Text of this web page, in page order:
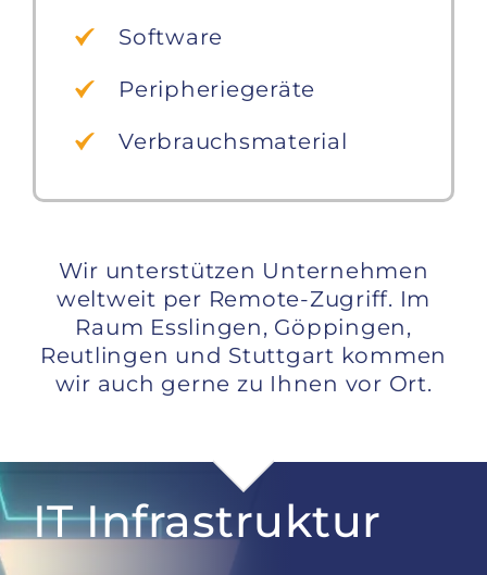
Software
Peripheriegeräte
Verbrauchsmaterial
Wir unterstützen Unternehmen
weltweit per Remote-Zugriff. Im
Raum Esslingen, Göppingen,
Reutlingen und Stuttgart kommen
wir auch gerne zu Ihnen vor Ort.
IT Infrastruktur